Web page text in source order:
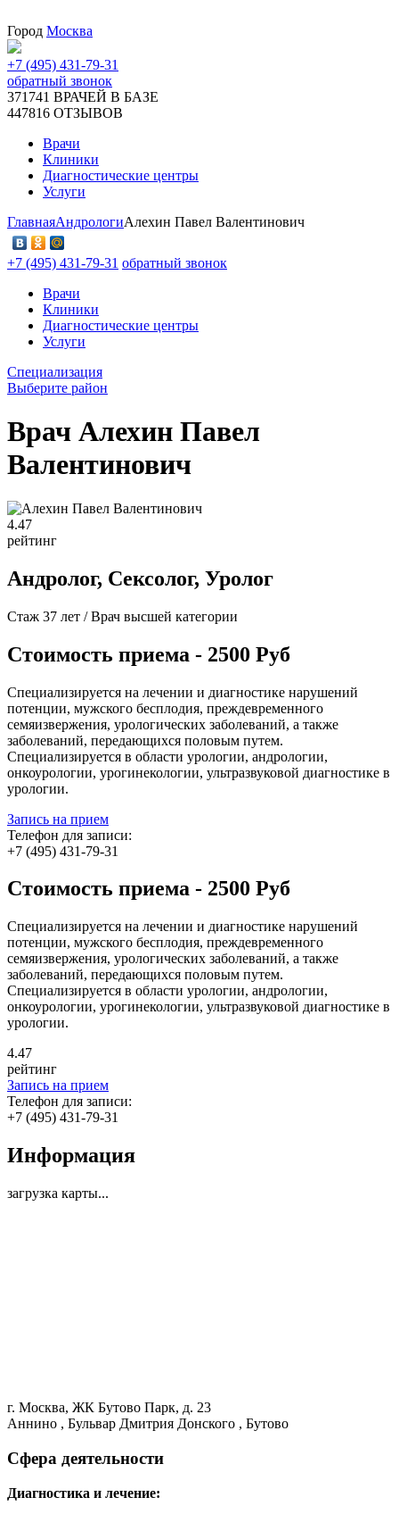
Город Москва
+7 (495) 431-79-31
обратный звонок
371741 ВРАЧЕЙ В БАЗЕ
447816 ОТЗЫВОВ
Врачи
Клиники
Диагностические центры
Услуги
ГлавнаяАндрологиАлехин Павел Валентинович
+7 (495) 431-79-31 обратный звонок
Врачи
Клиники
Диагностические центры
Услуги
Специализация
Выберите район
Врач Алехин Павел
Валентинович
4.47
рейтинг
Андролог, Сексолог, Уролог
Стаж 37 лет / Врач высшей категории
Стоимость приема - 2500 Руб
Специализируется на лечении и диагностике нарушений
потенции, мужского бесплодия, преждевременного
семяизвержения, урологических заболеваний, а также
заболеваний, передающихся половым путем.
Специализируется в области урологии, андрологии,
онкоурологии, урогинекологии, ультразвуковой диагностике в
урологии.
Запись на прием
Телефон для записи:
+7 (495) 431-79-31
Стоимость приема - 2500 Руб
Специализируется на лечении и диагностике нарушений
потенции, мужского бесплодия, преждевременного
семяизвержения, урологических заболеваний, а также
заболеваний, передающихся половым путем.
Специализируется в области урологии, андрологии,
онкоурологии, урогинекологии, ультразвуковой диагностике в
урологии.
4.47
рейтинг
Запись на прием
Телефон для записи:
+7 (495) 431-79-31
Информация
загрузка карты...
г. Москва, ЖК Бутово Парк, д. 23
Аннино , Бульвар Дмитрия Донского , Бутово
Сфера деятельности
Диагностика и лечение: